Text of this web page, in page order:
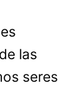
las
seres